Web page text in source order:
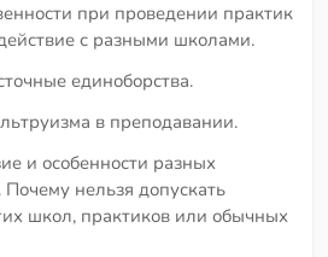
при проведении практик
с разными школами.
единоборства.
в преподавании.
и особенности разных
нельзя допускать
школ, практиков или обычных